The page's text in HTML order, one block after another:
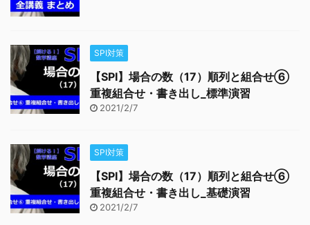
SPI対策
【SPI】場合の数（17）順列と組合せ⑥
重複組合せ・書き出し_標準演習
2021/2/7
SPI対策
【SPI】場合の数（17）順列と組合せ⑥
重複組合せ・書き出し_基礎演習
2021/2/7